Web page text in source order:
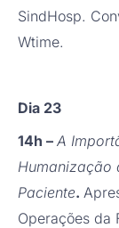
SindHosp.
Wtime.
Dia 23
14h – A
Humanização
Paciente.
Operações da